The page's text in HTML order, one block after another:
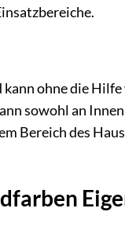
ohne die
sowohl an
Bereich des